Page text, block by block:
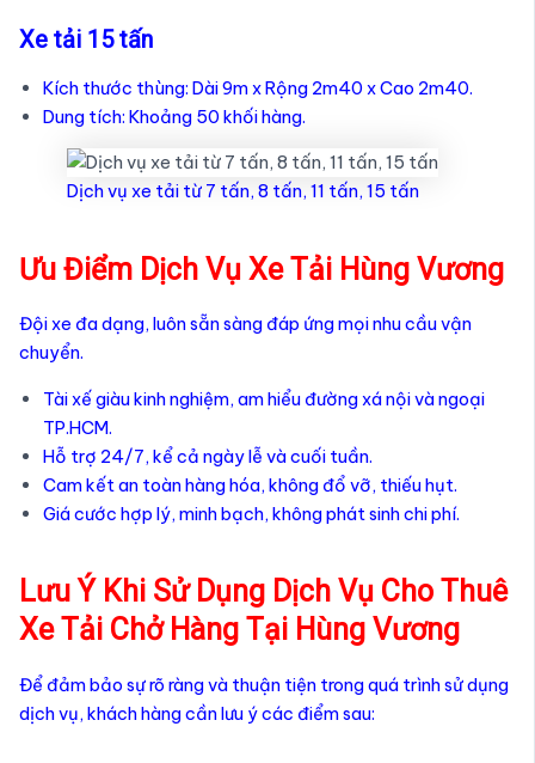
Xe tải 15 tấn
Kích thước thùng: Dài 9m x Rộng 2m40 x Cao 2m40.
Dung tích: Khoảng 50 khối hàng.
Dịch vụ xe tải từ 7 tấn, 8 tấn, 11 tấn, 15 tấn
Ưu Điểm Dịch Vụ Xe Tải Hùng Vương
Đội xe đa dạng, luôn sẵn sàng đáp ứng mọi nhu cầu vận
chuyển.
Tài xế giàu kinh nghiệm, am hiểu đường xá nội và ngoại
TP.HCM.
Hỗ trợ 24/7, kể cả ngày lễ và cuối tuần.
Cam kết an toàn hàng hóa, không đổ vỡ, thiếu hụt.
Giá cước hợp lý, minh bạch, không phát sinh chi phí.
Lưu Ý Khi Sử Dụng Dịch Vụ Cho Thuê
Xe Tải Chở Hàng Tại Hùng Vương
Để đảm bảo sự rõ ràng và thuận tiện trong quá trình sử dụng
dịch vụ, khách hàng cần lưu ý các điểm sau: